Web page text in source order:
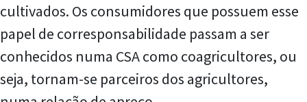
cultivados. Os consumidores que possuem esse
papel de corresponsabilidade passam a ser
conhecidos numa CSA como coagricultores, ou
seja, tornam-se parceiros dos agricultores,